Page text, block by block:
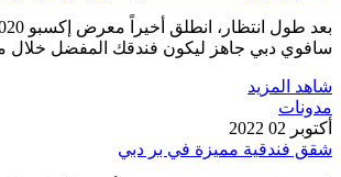
سافوي دبي جاهز ليكون فندقك المفضل
شاهد المزيد
مدونات
أكتوبر 02 2022
شقق فندقية مميزة في بر دبي